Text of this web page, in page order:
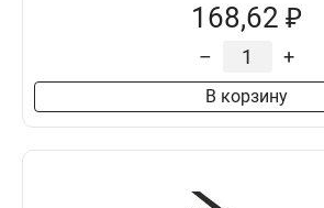
168,62 ₽
– +
В корзину